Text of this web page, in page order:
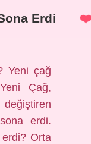
Erdi
Yeni çağ
Çağ,
erdi.
Orta